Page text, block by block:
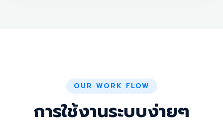
OUR WORK FLOW
การใช้งานระบบง่ายๆ